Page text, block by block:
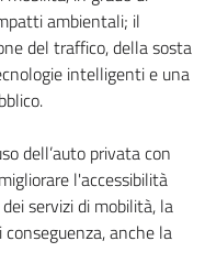
ambientali; il
del traffico, della sosta
intelligenti e una
dell’auto privata con
l'accessibilità
servizi di mobilità, la
anche la